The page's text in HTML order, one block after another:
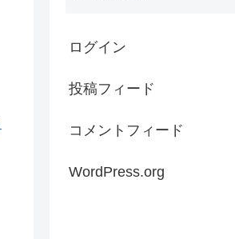
ログイン
投稿フィード
コメントフィード
WordPress.org